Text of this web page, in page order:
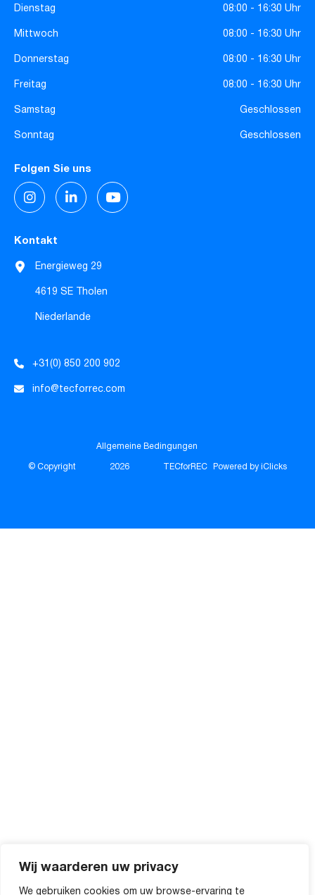
Wij waarderen uw privacy
We gebruiken cookies om uw browse-ervaring te
Dienstag
08:00 - 16:30 Uhr
Mittwoch
08:00 - 16:30 Uhr
Donnerstag
08:00 - 16:30 Uhr
Freitag
08:00 - 16:30 Uhr
Samstag
Geschlossen
Sonntag
Geschlossen
Folgen Sie uns
Kontakt
Energieweg 29
4619 SE Tholen
Niederlande
+31(0) 850 200 902
info@tecforrec.com
© Copyright 2026 TECforREC Powered by iClicks
Allgemeine Bedingungen